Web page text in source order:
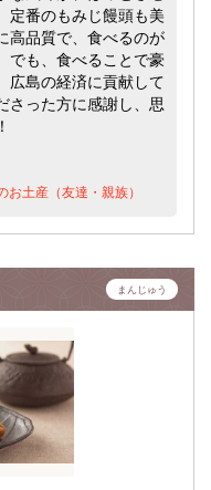
定番のもみじ饅頭も美
高品質で、食べるのが
でも、食べることで豪
広島の経済に貢献して
さった方に感謝し、思
お土産（友達・親族）
まんじゅう